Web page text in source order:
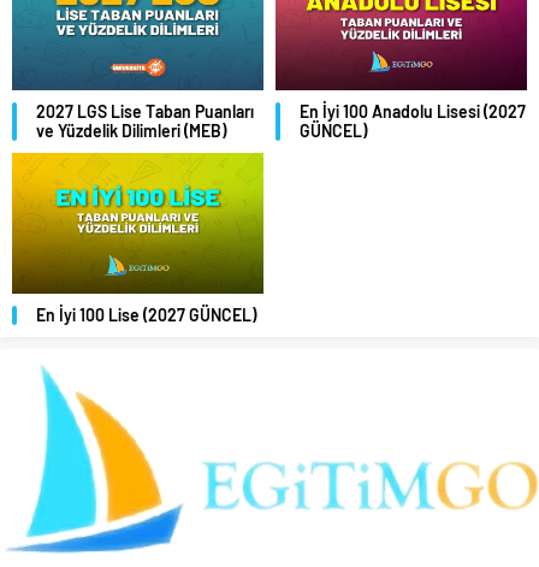
2027 LGS Lise Taban Puanları
ve Yüzdelik Dilimleri (MEB)
En İyi 100 Anadolu Lisesi (2027
GÜNCEL)
En İyi 100 Lise (2027 GÜNCEL)